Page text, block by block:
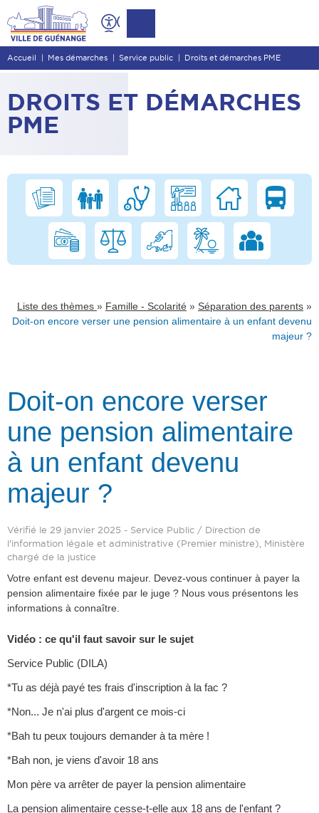
Contenu
Entête de page
Menu principal
Pied de page
Accueil Mes démarches Service public Droits et démarches PME
DROITS ET DÉMARCHES
PME
Liste des thèmes » Famille - Scolarité » Séparation des parents »
Doit-on encore verser une pension alimentaire à un enfant devenu
majeur ?
Doit-on encore verser
une pension alimentaire
à un enfant devenu
majeur ?
Vérifié le 29 janvier 2025 - Service Public / Direction de
l'information légale et administrative (Premier ministre), Ministère
chargé de la justice
Votre enfant est devenu majeur. Devez-vous continuer à payer la
pension alimentaire fixée par le juge ? Nous vous présentons les
informations à connaître.
Vidéo : ce qu'il faut savoir sur le sujet
Service Public (DILA)
*Tu as déjà payé tes frais d'inscription à la fac ?
*Non... Je n'ai plus d'argent ce mois-ci
*Bah tu peux toujours demander à ta mère !
*Bah non, je viens d'avoir 18 ans
Mon père va arrêter de payer la pension alimentaire
La pension alimentaire cesse-t-elle aux 18 ans de l'enfant ?